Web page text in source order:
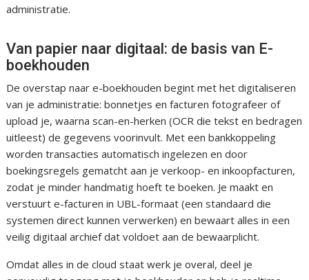
administratie.
Van papier naar digitaal: de basis van E-
boekhouden
De overstap naar e-boekhouden begint met het digitaliseren
van je administratie: bonnetjes en facturen fotografeer of
upload je, waarna scan-en-herken (OCR die tekst en bedragen
uitleest) de gegevens voorinvult. Met een bankkoppeling
worden transacties automatisch ingelezen en door
boekingsregels gematcht aan je verkoop- en inkoopfacturen,
zodat je minder handmatig hoeft te boeken. Je maakt en
verstuurt e-facturen in UBL-formaat (een standaard die
systemen direct kunnen verwerken) en bewaart alles in een
veilig digitaal archief dat voldoet aan de bewaarplicht.
Omdat alles in de cloud staat werk je overal, deel je